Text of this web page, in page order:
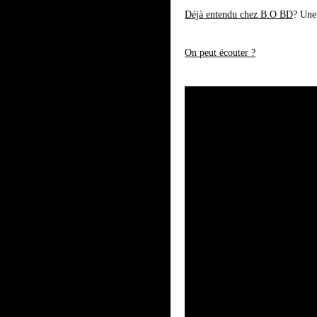
Déjà entendu chez B.O BD?
On peut écouter ?